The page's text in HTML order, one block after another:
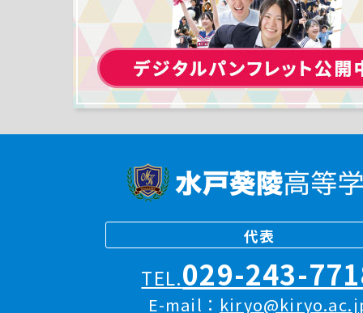
代表
TEL.029-243-
E-mail：